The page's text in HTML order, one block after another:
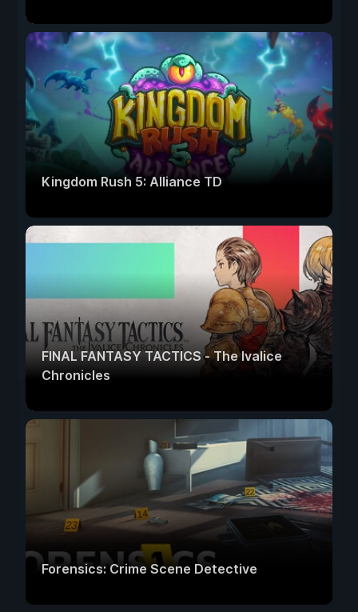
Kingdom Rush 5: Alliance TD
FINAL FANTASY TACTICS - The Ivalice
Chronicles
Forensics: Crime Scene Detective